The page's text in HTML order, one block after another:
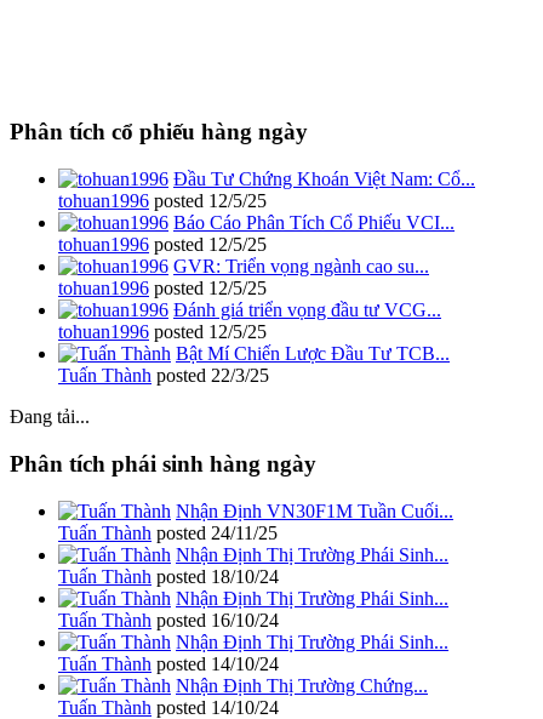
Phân tích cổ phiếu hàng ngày
Đầu Tư Chứng Khoán Việt Nam: Cổ...
tohuan1996 posted 12/5/25
Báo Cáo Phân Tích Cổ Phiếu VCI...
tohuan1996 posted 12/5/25
GVR: Triển vọng ngành cao su...
tohuan1996 posted 12/5/25
Đánh giá triển vọng đầu tư VCG...
tohuan1996 posted 12/5/25
Bật Mí Chiến Lược Đầu Tư TCB...
Tuấn Thành posted 22/3/25
Đang tải...
Phân tích phái sinh hàng ngày
Nhận Định VN30F1M Tuần Cuối...
Tuấn Thành posted 24/11/25
Nhận Định Thị Trường Phái Sinh...
Tuấn Thành posted 18/10/24
Nhận Định Thị Trường Phái Sinh...
Tuấn Thành posted 16/10/24
Nhận Định Thị Trường Phái Sinh...
Tuấn Thành posted 14/10/24
Nhận Định Thị Trường Chứng...
Tuấn Thành posted 14/10/24